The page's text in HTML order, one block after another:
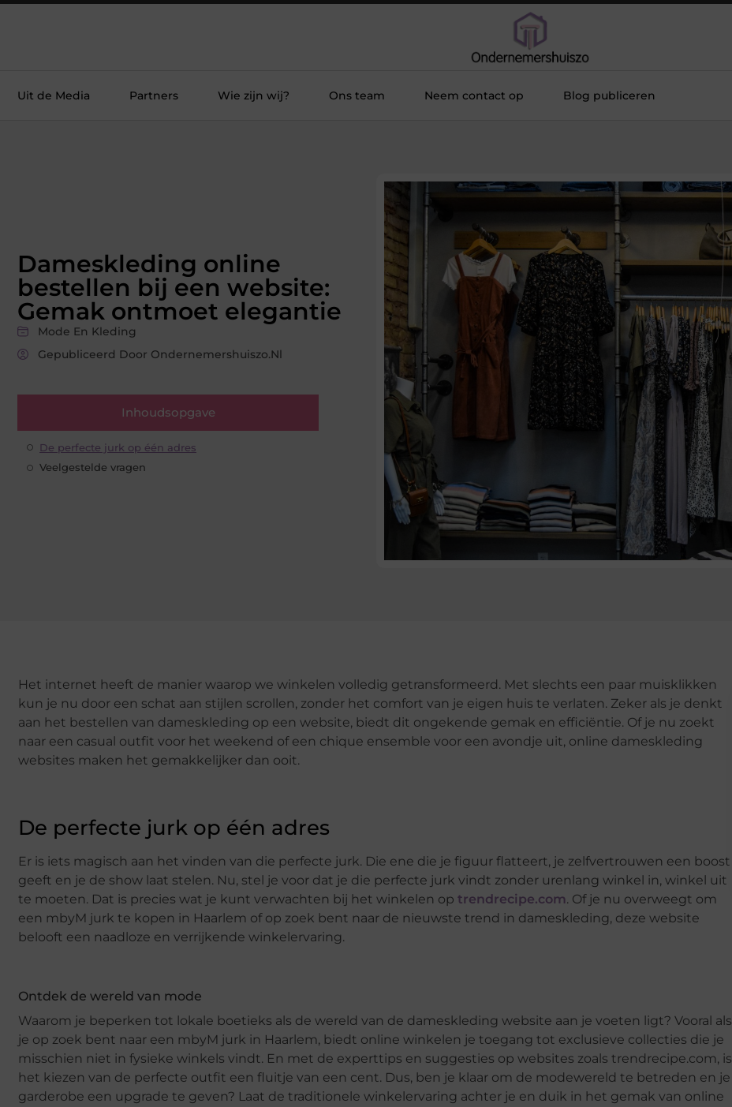
Uit de Media Partners Wie zijn wij? Ons team Neem contact op Blog publiceren
Dameskleding online
bestellen bij een website:
Gemak ontmoet elegantie
Mode En Kleding
Gepubliceerd Door Ondernemershuiszo.nl
Inhoudsopgave
De perfecte jurk op één adres
Veelgestelde vragen
Het internet heeft de manier waarop we winkelen volledig getransformeerd. Met slechts een paar muisklikken
kun je nu door een schat aan stijlen scrollen, zonder het comfort van je eigen huis te verlaten. Zeker als je denkt
aan het bestellen van dameskleding op een website, biedt dit ongekende gemak en efficiëntie. Of je nu zoekt
naar een casual outfit voor het weekend of een chique ensemble voor een avondje uit, online dameskleding
websites maken het gemakkelijker dan ooit.
De perfecte jurk op één adres
Er is iets magisch aan het vinden van die perfecte jurk. Die ene die je figuur flatteert, je zelfvertrouwen een boost
geeft en je de show laat stelen. Nu, stel je voor dat je die perfecte jurk vindt zonder urenlang winkel in, winkel uit
te moeten. Dat is precies wat je kunt verwachten bij het winkelen op trendrecipe.com. Of je nu overweegt om
een mbyM jurk te kopen in Haarlem of op zoek bent naar de nieuwste trend in dameskleding, deze website
belooft een naadloze en verrijkende winkelervaring.
Ontdek de wereld van mode
Waarom je beperken tot lokale boetieks als de wereld van de dameskleding website aan je voeten ligt? Vooral als
je op zoek bent naar een mbyM jurk in Haarlem, biedt online winkelen je toegang tot exclusieve collecties die je
misschien niet in fysieke winkels vindt. En met de experttips en suggesties op websites zoals trendrecipe.com, is
het kiezen van de perfecte outfit een fluitje van een cent. Dus, ben je klaar om de modewereld te betreden en je
garderobe een upgrade te geven? Laat de traditionele winkelervaring achter je en duik in het gemak van online